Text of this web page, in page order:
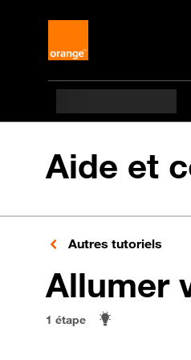
Aide et
Autres tutoriels
Allumer
1 étape